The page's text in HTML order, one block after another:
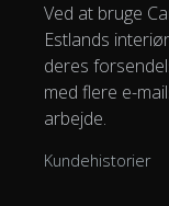
Ved at bruge
Estlands
deres
med flere e-
arbejde.
Kundehistorier